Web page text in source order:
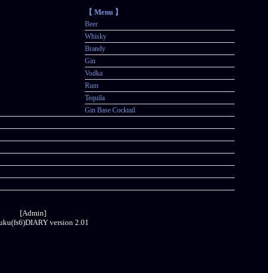
【 Menu 】
Beer
Whisky
Brandy
Gin
Vodka
Rum
Tequila
Gin Base Cocktail
[Admin]
version 2.01